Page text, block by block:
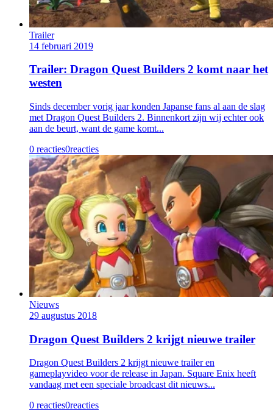
Trailer
14 februari 2019
Trailer: Dragon Quest Builders 2 komt naar het
westen
Sinds december vorig jaar konden Japanse fans al aan de slag
met Dragon Quest Builders 2. Binnenkort zijn wij echter ook
aan de beurt, want de game komt...
0 reacties0reacties
Nieuws
29 augustus 2018
Dragon Quest Builders 2 krijgt nieuwe trailer
Dragon Quest Builders 2 krijgt nieuwe trailer en
gameplayvideo voor de release in Japan. Square Enix heeft
vandaag met een speciale broadcast dit nieuws...
0 reacties0reacties